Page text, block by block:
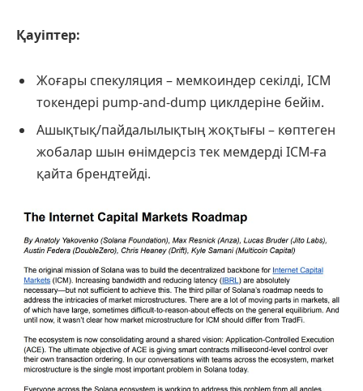
Қауіптер:
Жоғары спекуляция – мемкоиндер секілді, ICM
токендері pump-and-dump циклдеріне бейім.
Ашықтық/пайдалылықтың жоқтығы – көптеген
жобалар шын өнімдерсіз тек мемдерді ICM-ға
қайта брендтейді.